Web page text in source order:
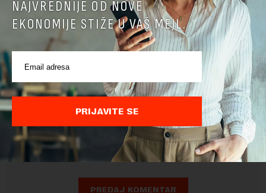
Pre slanja komentara, molimo vas da se upoznate sa
pravilima komentarisanja i pravilima korišćenja sajta.
Sajt je zaštićen pomocu reCaptcha i Google.
Google Politika
Privatnosti
Google Uslovi Korišćenja su primenjeni.
NAJVREDNIJE OD NOVE
EKONOMIJE STIŽE U VAŠ MEJL.
PRIJAVITE SE